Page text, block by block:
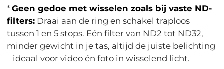
*Geen gedoe met wisselen zoals bij vaste ND-
filters: Draai aan de ring en schakel traploos
tussen 1 en 5 stops. Eén filter van ND2 tot ND32,
minder gewicht in je tas, altijd de juiste belichting
– ideaal voor video én foto in wisselend licht.